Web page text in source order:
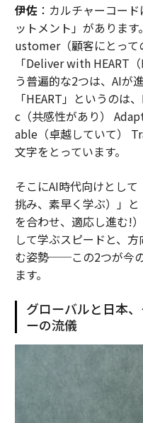
伊佐：カルチャーコー
ットメント」がありま
ustomer（顧客にとって
「Deliver with HEART
う普遍的な2つは、AIが
「HEART」というの
c（共感性があり）
able（卓越していて）
文字をとっています。
そこにAI時代向けとし
挑み、素早く学ぶ）」
を合わせ、適応し進む!
して学ぶスピードと、
む姿勢──この2つが今
ます。
グローバルと日本
ーの流儀